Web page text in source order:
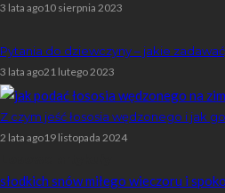
3 lata ago10 sierpnia 2023
Pytania do dziewczyny – jakie
3 lata ago21 lutego 2023
Z czym jeść łososia wędzonego i jak
2 lata ago19 listopada 2024
słodkich snów miłego wieczoru i